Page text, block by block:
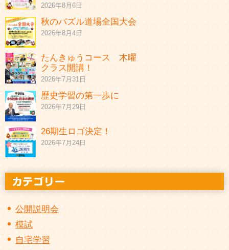
2026年8月6日
秋のパズル道場全国大会
2026年8月4日
たんきゅうコース 木曜
クラス開講！
2026年7月31日
歴史学習の第一歩に
2026年7月29日
26期生ロゴ決定！
2026年7月24日
公開説明会
模試
自宅学習